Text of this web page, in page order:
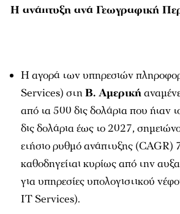
Η ανάπτυξη ανά Γεωγραφική
H αγορά των υπηρεσιών
Services) στηΒ. Αμερική
από τα 500 δις δολάρια που ήταν
δις δολάρια έως το 2027,
ετήσιο ρυθμό ανάπτυξης (CAGR)
καθοδηγείται κυρίως από την
για υπηρεσίες υπολογιστικού
IT Services).